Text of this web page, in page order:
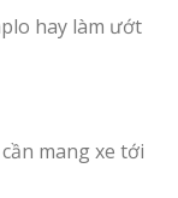
hay làm ướt
mang xe tới